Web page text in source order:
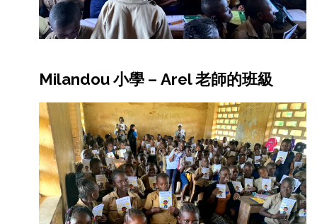
Milandou 小學 – Arel 老師的班級